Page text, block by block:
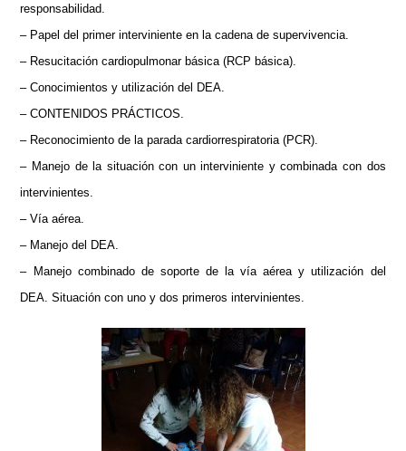
responsabilidad.
– Papel del primer interviniente en la cadena de supervivencia.
– Resucitación cardiopulmonar básica (RCP básica).
– Conocimientos y utilización del DEA.
– CONTENIDOS PRÁCTICOS.
– Reconocimiento de la parada cardiorrespiratoria (PCR).
– Manejo de la situación con un interviniente y combinada con dos
intervinientes.
– Vía aérea.
– Manejo del DEA.
– Manejo combinado de soporte de la vía aérea y utilización del
DEA. Situación con uno y dos primeros intervinientes.